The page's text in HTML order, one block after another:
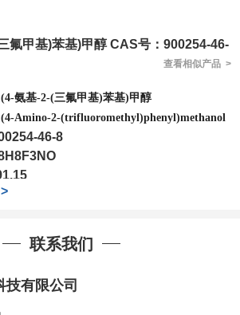
氟甲基)苯基)甲醇 CAS号：900254-46-
查看相似产品 >
(4-氨基-2-(三氟甲基)苯基)甲醇
(4-Amino-2-(trifluoromethyl)phenyl)methanol
46-8
; 5Mg;10Mg ;100Mg;250Mg ;500Mg
科研单位先发货和
的试剂,欢迎前来询购,如若出现质量问题,
联系我们
技有限公司